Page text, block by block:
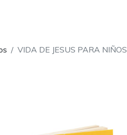
VIDA DE JESUS PARA NIÑOS